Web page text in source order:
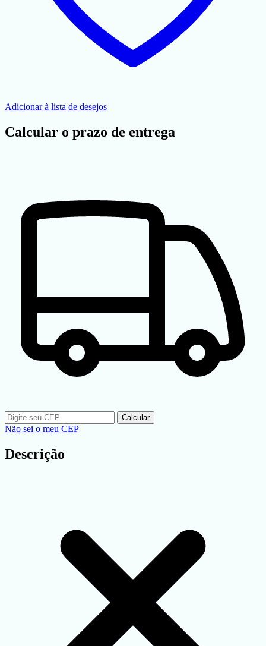
Adicionar à lista de desejos
Calcular o prazo de entrega
Calcular
Não sei o meu CEP
Descrição